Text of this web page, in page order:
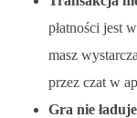
płatności jest
masz
przez czat w
Gra nie